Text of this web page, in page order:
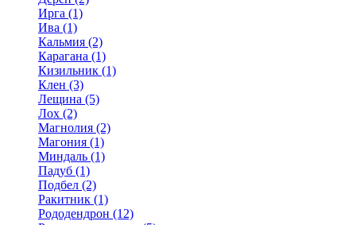
Ирга (1)
Ива (1)
Кальмия (2)
Карагана (1)
Кизильник (1)
Клен (3)
Лещина (5)
Лох (2)
Магнолия (2)
Магония (1)
Миндаль (1)
Падуб (1)
Подбел (2)
Ракитник (1)
Рододендрон (12)